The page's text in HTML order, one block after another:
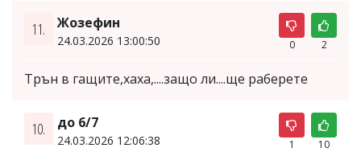
11. Жозефин
24.03.2026 13:00:50 0 2
Трън в гащите,хаха,....защо ли....ще раберете
10. до 6/7
24.03.2026 12:06:38 1 10